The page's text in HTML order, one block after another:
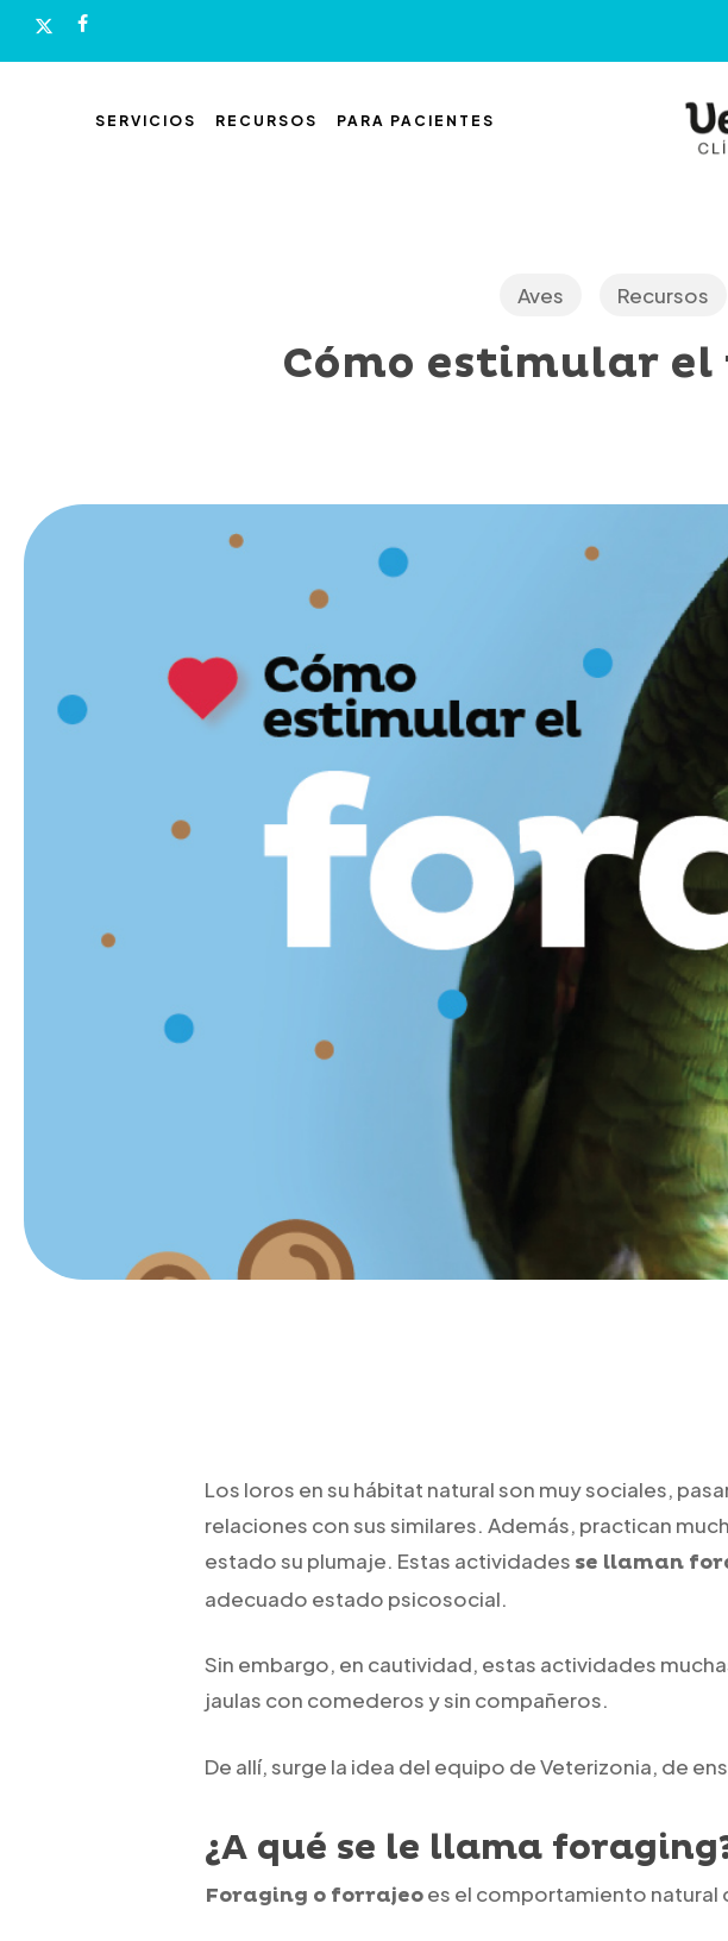
Skipx-
facebook
SERVICIOS RECURSOS PARA PACIENTES
Aves Recursos
Cómo estimular
Los loros en su hábitat natural son muy sociales,
relaciones con sus similares. Además, practican
estado su plumaje. Estas actividades se llaman
adecuado estado psicosocial.
Sin embargo, en cautividad, estas actividades
jaulas con comederos y sin compañeros.
De allí, surge la idea del equipo de Veterizonia, de
¿A qué se le llama
Foraging o forrajeoes el comportamiento natural